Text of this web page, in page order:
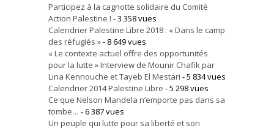
Participez à la cagnotte solidaire du Comité
Action Palestine ! - 3 358 vues
Calendrier Palestine Libre 2018 : « Dans le camp
des réfugiés »- 8 649 vues
« Le contexte actuel offre des opportunités
pour la lutte » Interview de Mounir Chafik par
Lina Kennouche et Tayeb El Mestari - 5 834 vues
Calendrier 2014 Palestine Libre - 5 298 vues
Ce que Nelson Mandela n’emporte pas dans sa
tombe… - 6 387 vues
Un peuple qui lutte pour sa liberté et son